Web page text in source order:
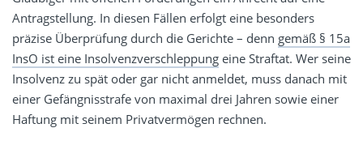
Antragstellung. In diesen Fällen erfolgt eine besonders
präzise Überprüfung durch die Gerichte – denn gemäß § 15a
InsO ist eine Insolvenzverschleppung eine Straftat. Wer seine
Insolvenz zu spät oder gar nicht anmeldet, muss danach mit
einer Gefängnisstrafe von maximal drei Jahren sowie einer
Haftung mit seinem Privatvermögen rechnen.